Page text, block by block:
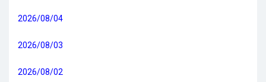
2026/08/04
2026/08/03
2026/08/02